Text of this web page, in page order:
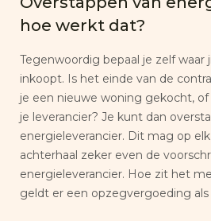
hoe werkt dat?
Tegenwoordig bepaal je zelf waar
inkoopt. Is het einde van de
je een nieuwe woning gekocht,
je leverancier? Je kunt dan
energieleverancier. Dit mag op
achterhaal zeker even de
energieleverancier. Hoe zit het
geldt er een opzegvergoeding